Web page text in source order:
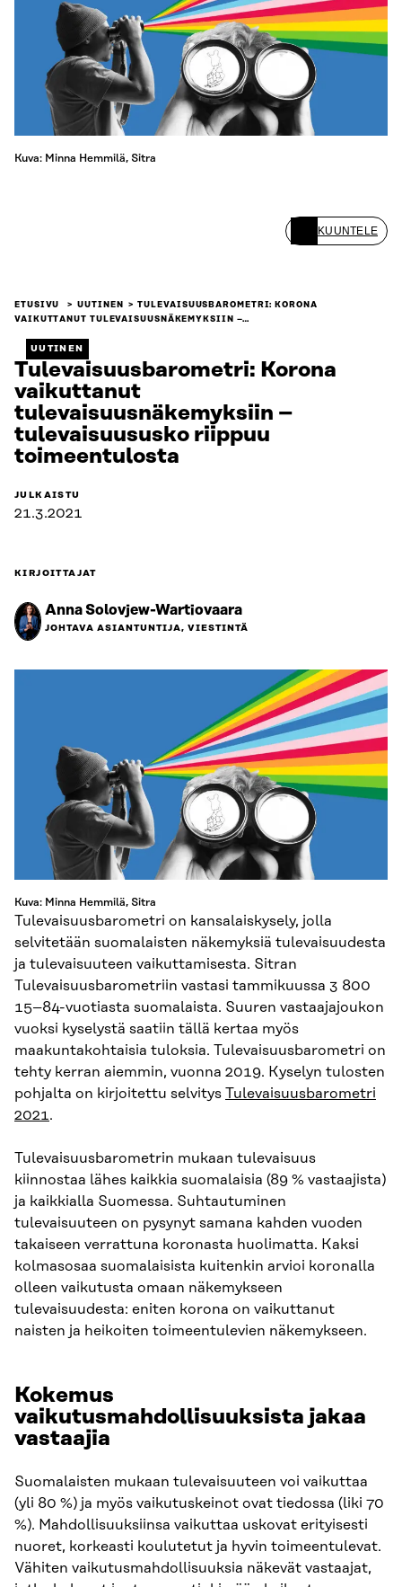
Kuva: Minna Hemmilä, Sitra
KUUNTELE
ETUSIVU UUTINEN
TULEVAISUUSBAROMETRI: KORONA
VAIKUTTANUT TULEVAISUUSNÄKEMYKSIIN –…
UUTINEN
Tulevaisuusbarometri: Korona
vaikuttanut
tulevaisuusnäkemyksiin –
tulevaisuususko riippuu
toimeentulosta
JULKAISTU
21.3.2021
KIRJOITTAJAT
Anna Solovjew-Wartiovaara
JOHTAVA ASIANTUNTIJA, VIESTINTÄ
Kuva: Minna Hemmilä, Sitra
Tulevaisuusbarometri on kansalaiskysely, jolla
selvitetään suomalaisten näkemyksiä tulevaisuudesta
ja tulevaisuuteen vaikuttamisesta. Sitran
Tulevaisuusbarometriin vastasi tammikuussa 3 800
15–84-vuotiasta suomalaista. Suuren vastaajajoukon
vuoksi kyselystä saatiin tällä kertaa myös
maakuntakohtaisia tuloksia. Tulevaisuusbarometri on
tehty kerran aiemmin, vuonna 2019. Kyselyn tulosten
pohjalta on kirjoitettu selvitys Tulevaisuusbarometri
2021.
Tulevaisuusbarometrin mukaan tulevaisuus
kiinnostaa lähes kaikkia suomalaisia (89 % vastaajista)
ja kaikkialla Suomessa. Suhtautuminen
tulevaisuuteen on pysynyt samana kahden vuoden
takaiseen verrattuna koronasta huolimatta. Kaksi
kolmasosaa suomalaisista kuitenkin arvioi koronalla
olleen vaikutusta omaan näkemykseen
tulevaisuudesta: eniten korona on vaikuttanut
naisten ja heikoiten toimeentulevien näkemykseen.
Kokemus
vaikutusmahdollisuuksista jakaa
vastaajia
Suomalaisten mukaan tulevaisuuteen voi vaikuttaa
(yli 80 %) ja myös vaikutuskeinot ovat tiedossa (liki 70
%). Mahdollisuuksiinsa vaikuttaa uskovat erityisesti
nuoret, korkeasti koulutetut ja hyvin toimeentulevat.
Vähiten vaikutusmahdollisuuksia näkevät vastaajat,